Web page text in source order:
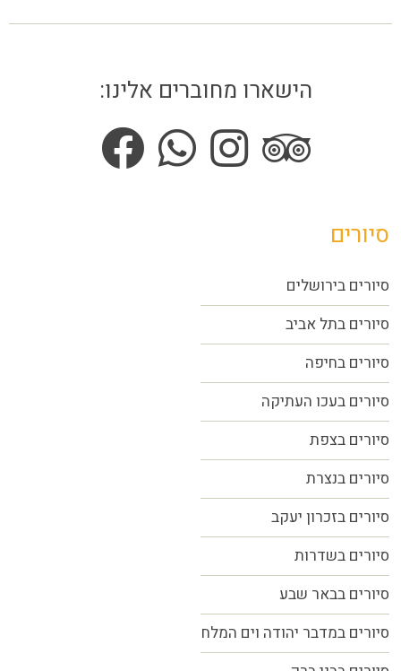
הישארו מחוברים אלינו:
סיורים
סיורים בירושלים
סיורים בתל אביב
סיורים בחיפה
סיורים בעכו העתיקה
סיורים בצפת
סיורים בנצרת
סיורים בזכרון יעקב
סיורים בשדרות
סיורים בבאר שבע
סיורים במדבר יהודה וים המלח